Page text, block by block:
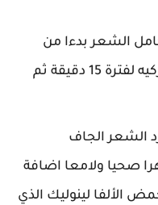
الشعر بدءا من
الجذور وصولا الى الاطراف واتركيه لفترة 15 دقيقة ثم
الشعر الجاف
صحيا ولامعا اضافة
الألفا لينوليك الذي